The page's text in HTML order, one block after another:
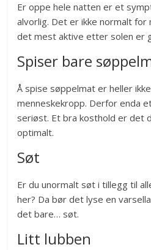
Er oppe hele natten er et
alvorlig. Det er ikke normalt
det mest aktive etter solen er
Spiser bare
Å spise søppelmat er heller
menneskekropp. Derfor enda
seriøst. Et bra kosthold er det
optimalt.
Søt
Er du unormalt søt i tillegg til
her? Da bør det lyse en
det bare… søt.
Litt lubben